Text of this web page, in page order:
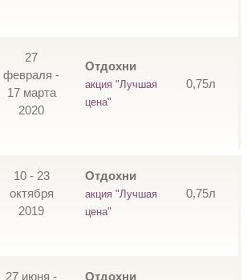
27
февраля -
17 марта
2020
Отдохни
акция "Лучшая
цена"
0,75л
10 - 23
октября
2019
Отдохни
акция "Лучшая
цена"
0,75л
27 июня -
Отдохни